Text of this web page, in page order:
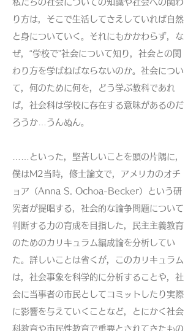
私たちの社会についての知識や社会への関わ
り方は，そこで生活してさえしていれば自然
と身についていく。それにもかかわらず，な
ぜ，“学校で”社会について知り，社会との関
わり方を学ばねばならないのか。社会につい
て，何のために何を，どう学ぶ教科であれ
ば，社会科は学校に存在する意味があるのだ
ろうか…うんぬん。
……といった，堅苦しいことを頭の片隅に，
僕はM2当時，修士論文で，アメリカのオチ
ョア（Anna S. Ochoa-Becker）という研
究者が提唱する，社会的な論争問題について
判断する力の育成を目指した，民主主義教育
のためのカリキュラム編成論を分析してい
た。詳しいことは省くが，このカリキュラム
は，社会事象を科学的に分析することや，社
会に当事者の市民としてコミットしたり実際
に影響を与えていくことなど，とにかく社会
科教育や市民性教育で重要とされてきたもの